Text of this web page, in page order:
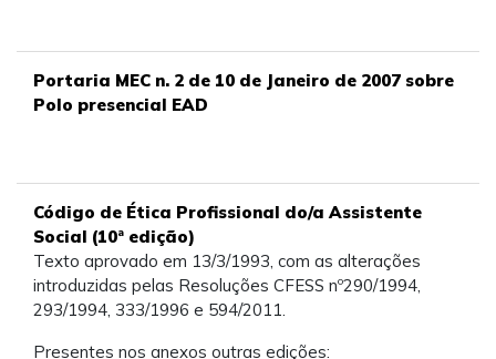
Portaria MEC n. 2 de 10 de Janeiro de 2007 sobre
Polo presencial EAD
Código de Ética Profissional do/a Assistente
Social (10ª edição)
Texto aprovado em 13/3/1993, com as alterações
introduzidas pelas Resoluções CFESS nº290/1994,
293/1994, 333/1996 e 594/2011.
Presentes nos anexos outras edições: